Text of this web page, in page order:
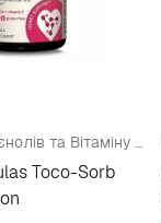
Суміш токотрієнолів та Вітаміну Е (Toco-Sorb) для підтримки скелетної, серцевої та гладкої мускулатури
Toco-Sorb